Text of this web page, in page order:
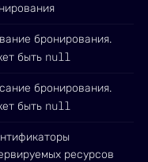
бронирования.
быть null
бронирования.
быть null
ресурсов